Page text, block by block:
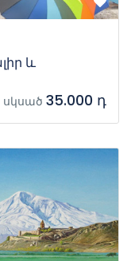
և
սկսած 35.000 դ